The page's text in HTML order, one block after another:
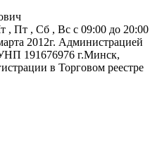
, Пт , Сб , Вс c 09:00 до 20:00
2012г. Администрацией
191676976 г.Минск,
в Торговом реестре